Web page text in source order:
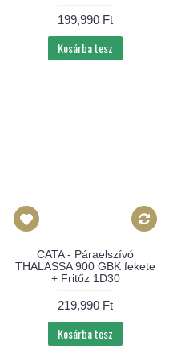
199,990 Ft
Kosárba tesz
CATA - Páraelszívó
THALASSA 900 GBK fekete
+ Fritőz 1D30
219,990 Ft
Kosárba tesz